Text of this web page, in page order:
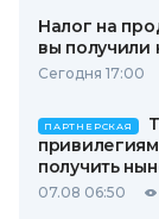
Налог на
вы получили
Сегодня 17:00
ПАРТНЕРСКАЯ
получить
07.08 06:50